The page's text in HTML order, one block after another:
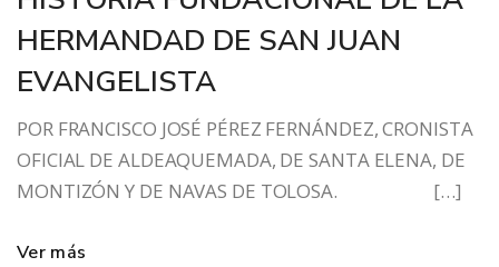
HERMANDAD DE SAN JUAN
EVANGELISTA
POR FRANCISCO JOSÉ PÉREZ FERNÁNDEZ, CRONISTA
OFICIAL DE ALDEAQUEMADA, DE SANTA ELENA, DE
MONTIZÓN Y DE NAVAS DE TOLOSA. […]
Ver más